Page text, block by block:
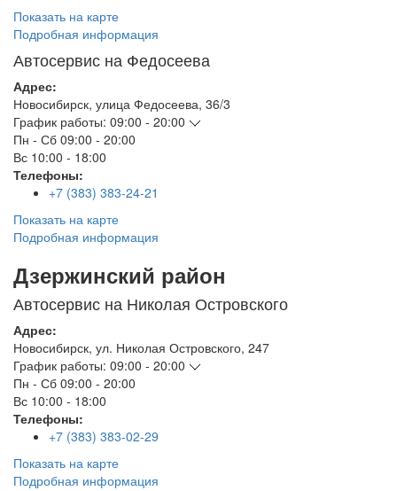
Показать на карте
Подробная информация
Автосервис на Федосеева
Адрес:
Новосибирск, улица Федосеева, 36/3
График работы: 09:00 - 20:00
Пн - Сб 09:00 - 20:00
Вс 10:00 - 18:00
Телефоны:
+7 (383) 383-24-21
Показать на карте
Подробная информация
Дзержинский район
Автосервис на Николая Островского
Адрес:
Новосибирск, ул. Николая Островского, 247
График работы: 09:00 - 20:00
Пн - Сб 09:00 - 20:00
Вс 10:00 - 18:00
Телефоны:
+7 (383) 383-02-29
Показать на карте
Подробная информация